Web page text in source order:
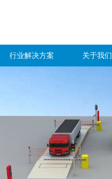
行业解决方案 关于我们